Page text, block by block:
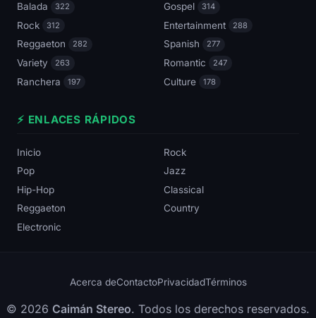
Balada 322 Gospel 314
Rock 312 Entertainment 288
Reggaeton 282 Spanish 277
Variety 263 Romantic 247
Ranchera 197 Culture 178
⚡ ENLACES RÁPIDOS
Inicio
Rock
Pop
Jazz
Hip-Hop
Classical
Reggaeton
Country
Electronic
Acerca deContactoPrivacidadTérminos
© 2026 Caimán Stereo. Todos los derechos reservados.